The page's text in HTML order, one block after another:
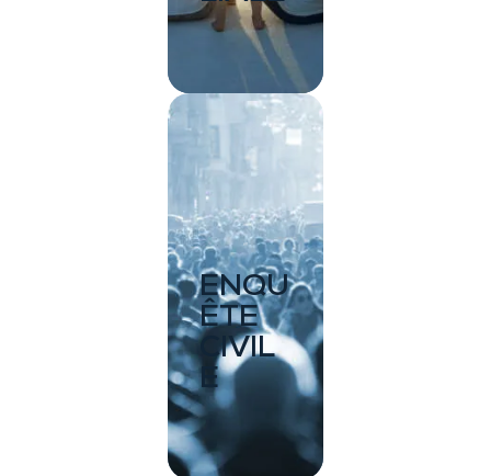
ENQU
ÊTE
CIVIL
E